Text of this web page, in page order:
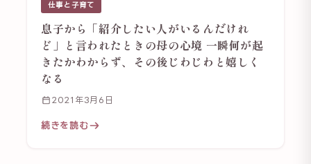
仕事と子育て
息子から「紹介したい人がいるんだけれ
ど」と言われたときの母の心境 一瞬何が起
きたかわからず、その後じわじわと嬉しく
なる
2021年3月6日
続きを読む